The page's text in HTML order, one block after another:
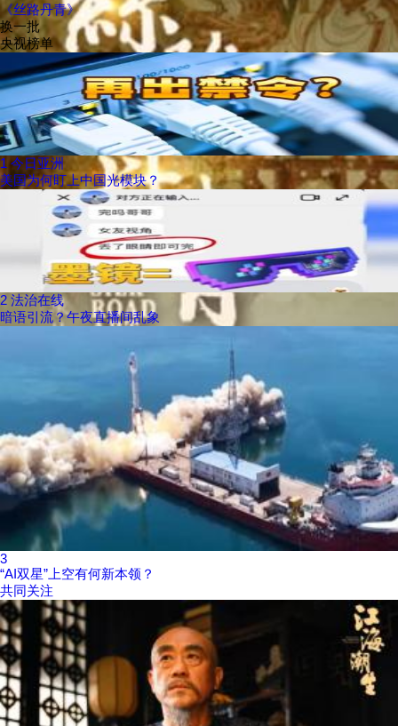
《丝路丹青》
换一批
央视榜单
1 今日亚洲
美国为何盯上中国光模块？
2 法治在线
暗语引流？午夜直播间乱象
3
“AI双星”上空有何新本领？
共同关注